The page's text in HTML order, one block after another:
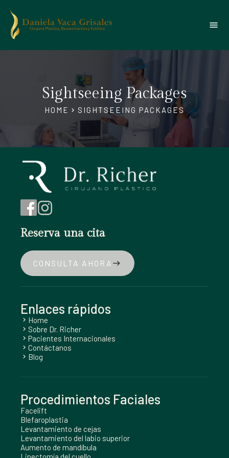
menu
Sightseeing Packages
HOME chevron_right SIGHTSEEING PACKAGES
Reserva una cita
CONSULTA AHORA east
Enlaces rápidos
chevron_right Home
chevron_right Sobre Dr. Richer
chevron_right Pacientes Internacionales
chevron_right Contáctanos
chevron_right Blog
Procedimientos Faciales
Facelift
Blefaroplastia
Levantamiento de cejas
Levantamiento del labio superior
Aumento de mandíbula